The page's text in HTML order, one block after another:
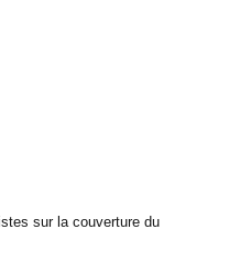
sur la couverture du